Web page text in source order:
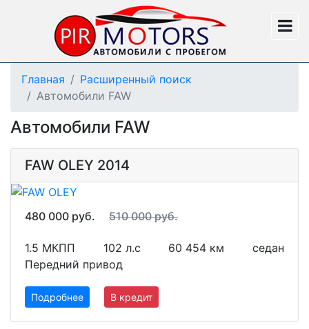
Главная
Расширенный поиск
Автомобили FAW
Автомобили FAW
FAW OLEY 2014
480 000 руб. 510 000 руб.
1.5 МКПП 102 л.с 60 454 км
седан
Передний привод
Подробнее В кредит